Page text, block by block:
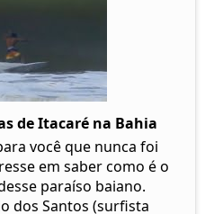
de Itacaré na Bahia
você que nunca foi
em saber como é o
paraíso baiano.
dos Santos (surfista